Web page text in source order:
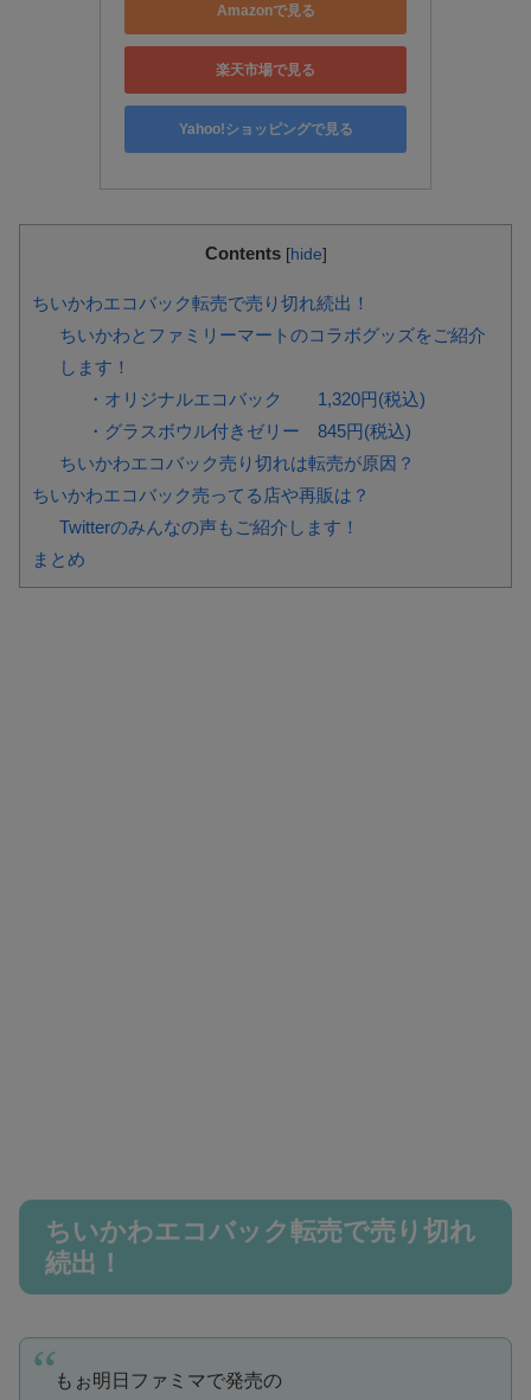
Amazonで見る
楽天市場で見る
Yahoo!ショッピングで見る
Contents [hide]
ちいかわエコバック転売で売り切れ続出！
ちいかわとファミリーマートのコラボグッズをご紹介
します！
・オリジナルエコバック 1,320円(税込)
・グラスボウル付きゼリー 845円(税込)
ちいかわエコバック売り切れは転売が原因？
ちいかわエコバック売ってる店や再販は？
Twitterのみんなの声もご紹介します！
まとめ
ちいかわエコバック転売で売り切れ
続出！
もぉ明日ファミマで発売の